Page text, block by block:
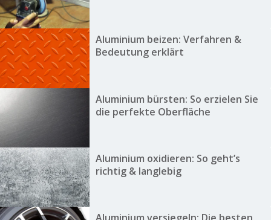
Aluminium beizen: Verfahren &
Bedeutung erklärt
Aluminium bürsten: So erzielen Sie
die perfekte Oberfläche
Aluminium oxidieren: So geht’s
richtig & langlebig